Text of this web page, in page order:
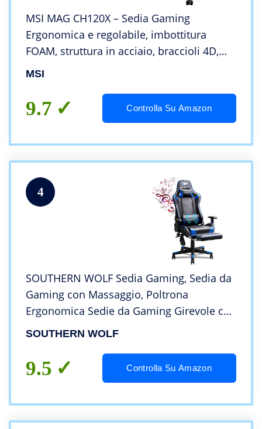
MSI MAG CH120X – Sedia Gaming
Ergonomica e regolabile, imbottitura
FOAM, struttura in acciaio, braccioli 4D,
reclinabile fino a 180°, ecopelle, ruote
MSI
9.7 Controlla Su Amazon
4
SOUTHERN WOLF Sedia Gaming, Sedia da
Gaming con Massaggio, Poltrona
Ergonomica Sedie da Gaming Girevole con
Bluetooth, Poltrona Gaming con
Lombare
SOUTHERN WOLF
9.5 Controlla Su Amazon